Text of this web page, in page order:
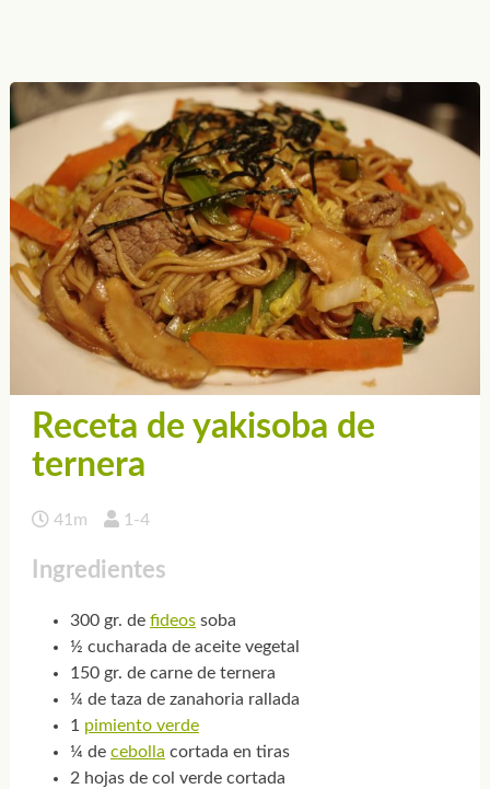
Receta de yakisoba de
ternera
41m 1-4
Ingredientes
300 gr. de fideossoba
½ cucharada de aceite vegetal
150 gr. de carne de ternera
¼ de taza de zanahoria rallada
1 pimiento verde
¼ de cebolla cortada en tiras
2 hojas de col verde cortada